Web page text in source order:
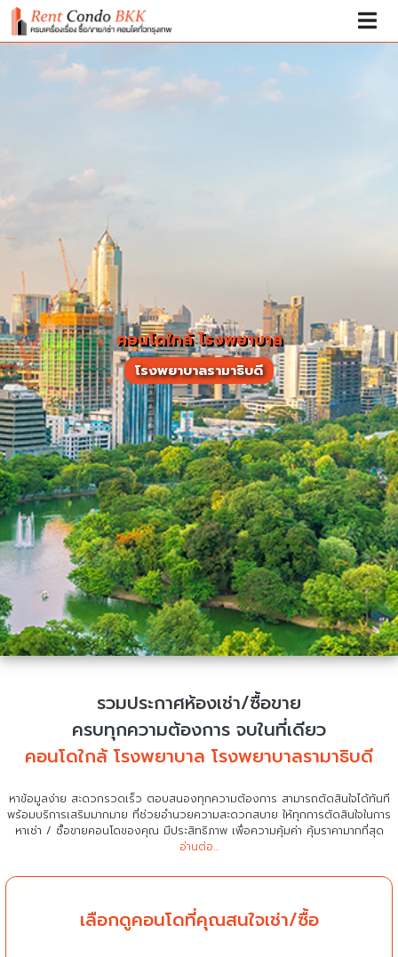
คอนโดใกล้ โรงพยาบาล
โรงพยาบาลรามาธิบดี
รวมประกาศห้องเช่า/ซื้อขาย
ครบทุกความต้องการ จบในที่เดียว
คอนโดใกล้ โรงพยาบาล โรงพยาบาลรามาธิบดี
หาข้อมูลง่าย สะดวกรวดเร็ว ตอบสนองทุกความต้องการ สามารถตัดสินใจได้ทันที
พร้อมบริการเสริมมากมาย ที่ช่วยอำนวยความสะดวกสบาย ให้ทุกการตัดสินใจในการ
หาเช่า / ซื้อขายคอนโดของคุณ มีประสิทธิภาพ เพื่อความคุ้มค่า คุ้มราคามากที่สุด
อ่านต่อ...
เลือกดูคอนโดที่คุณสนใจเช่า/ซื้อ